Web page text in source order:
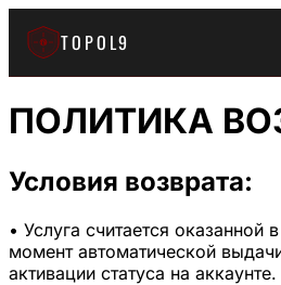
T9 TOPOL9
ПОЛИТИКА
Условия возврата:
• Услуга считается
момент автоматической
активации статуса на аккаунте.